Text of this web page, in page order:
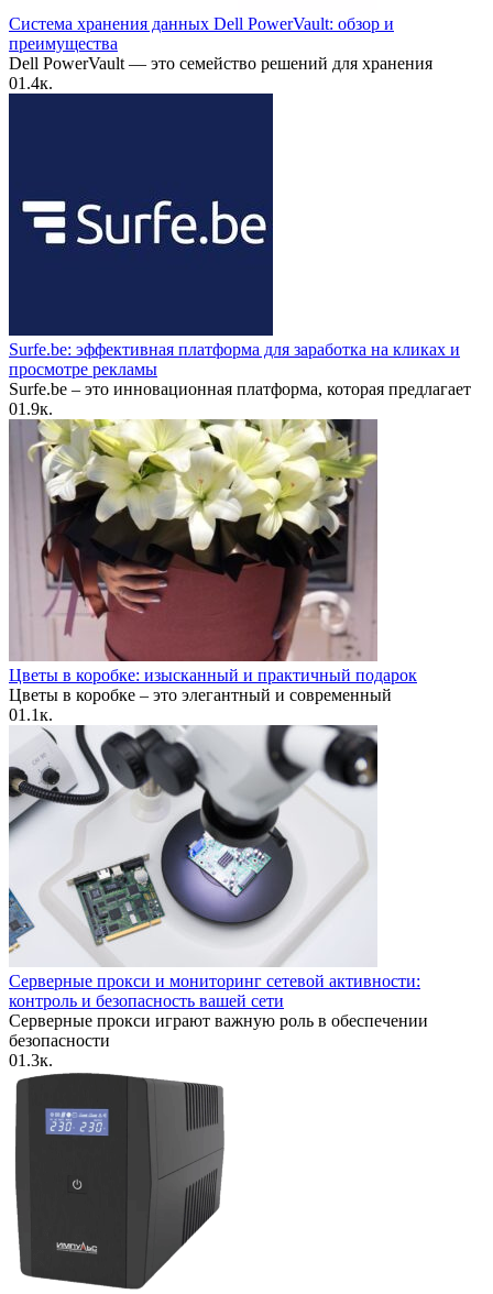
Система хранения данных Dell PowerVault: обзор и
преимущества
Dell PowerVault — это семейство решений для хранения
01.4к.
Surfe.be: эффективная платформа для заработка на кликах и
просмотре рекламы
Surfe.be – это инновационная платформа, которая предлагает
01.9к.
Цветы в коробке: изысканный и практичный подарок
Цветы в коробке – это элегантный и современный
01.1к.
Серверные прокси и мониторинг сетевой активности:
контроль и безопасность вашей сети
Серверные прокси играют важную роль в обеспечении
безопасности
01.3к.